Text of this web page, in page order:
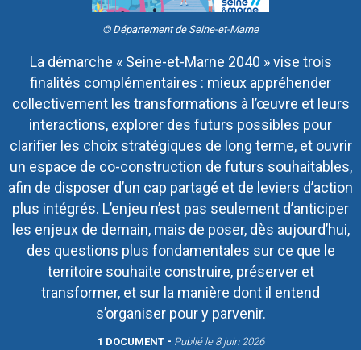
© Département de Seine-et-Marne
La démarche « Seine-et-Marne 2040 » vise trois
finalités complémentaires : mieux appréhender
collectivement les transformations à l’œuvre et leurs
interactions, explorer des futurs possibles pour
clarifier les choix stratégiques de long terme, et ouvrir
un espace de co-construction de futurs souhaitables,
afin de disposer d’un cap partagé et de leviers d’action
plus intégrés. L’enjeu n’est pas seulement d’anticiper
les enjeux de demain, mais de poser, dès aujourd’hui,
des questions plus fondamentales sur ce que le
territoire souhaite construire, préserver et
transformer, et sur la manière dont il entend
s’organiser pour y parvenir.
1 DOCUMENT Publié le 8 juin 2026